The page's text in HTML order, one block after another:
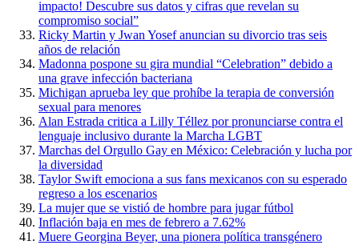
impacto! Descubre sus datos y cifras que revelan su
compromiso social”
Ricky Martin y Jwan Yosef anuncian su divorcio tras seis
años de relación
Madonna pospone su gira mundial “Celebration” debido a
una grave infección bacteriana
Michigan aprueba ley que prohíbe la terapia de conversión
sexual para menores
Alan Estrada critica a Lilly Téllez por pronunciarse contra el
lenguaje inclusivo durante la Marcha LGBT
Marchas del Orgullo Gay en México: Celebración y lucha por
la diversidad
Taylor Swift emociona a sus fans mexicanos con su esperado
regreso a los escenarios
La mujer que se vistió de hombre para jugar fútbol
Inflación baja en mes de febrero a 7.62%
Muere Georgina Beyer, una pionera política transgénero